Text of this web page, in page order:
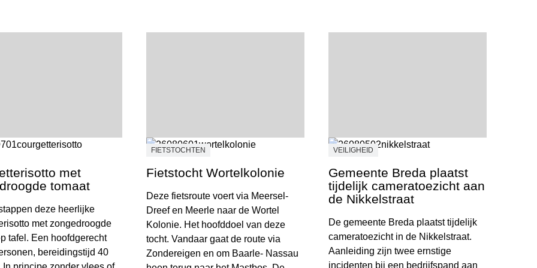
met
tomaat
deze heerlijke
met zongedroogde
tafel. Een hoofdgerecht
bereidingstijd 40
FIETSTOCHTEN
Fietstocht Wortelkolonie
Deze fietsroute voert via Meersel-
Dreef en Meerle naar de Wortel
Kolonie. Het hoofddoel van deze
tocht. Vandaar gaat de route via
Zondereigen en om Baarle- Nassau
VEILIGHEID
Gemeente Breda plaatst
tijdelijk cameratoezicht aan
de Nikkelstraat
De gemeente Breda plaatst tijdelijk
cameratoezicht in de Nikkelstraat.
Aanleiding zijn twee ernstige
incidenten bij een bedrijfspand aan